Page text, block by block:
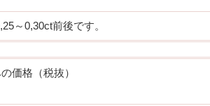
～0,30ct前後です。
価格（税抜）